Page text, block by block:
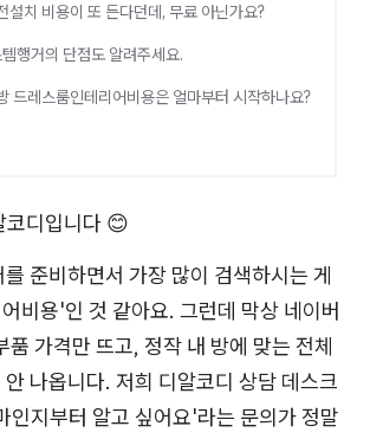
설치 비용이 또 든다던데, 무료 아닌가요?
행거의 단점도 알려주세요.
드레스룸인테리어비용은 얼마부터 시작하나요?
코디입니다 😊
준비하면서 가장 많이 검색하시는 게
비용'인 것 같아요. 그런데 막상 네이버
품 가격만 뜨고, 정작 내 방에 맞는 전체
나옵니다. 저희 디알코디 상담 데스크
인지부터 알고 싶어요'라는 문의가 정말